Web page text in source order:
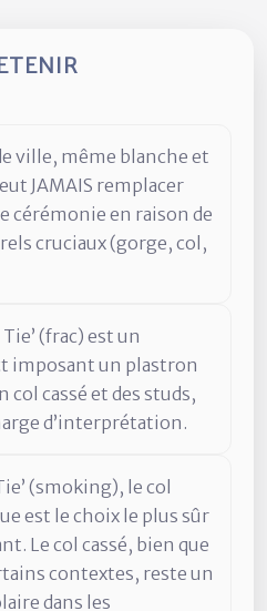
ville, même blanche et
JAMAIS remplacer
cérémonie en raison de
cruciaux (gorge, col,
(frac) est un
imposant un plastron
col cassé et des studs,
d’interprétation.
(smoking), le col
est le choix le plus sûr
Le col cassé, bien que
contextes, reste un
dans les